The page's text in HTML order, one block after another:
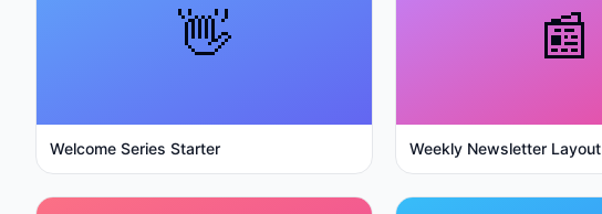
👋
Welcome Series Starter
📰
Weekly Newsletter Layout